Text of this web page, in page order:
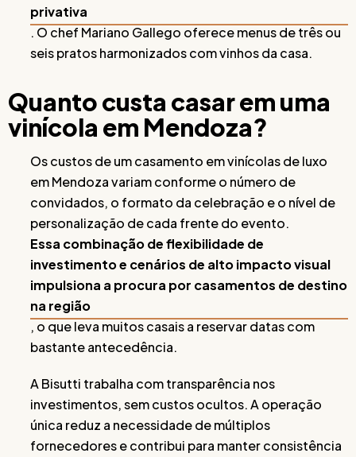
privativa
. O chef Mariano Gallego oferece menus de três ou
seis pratos harmonizados com vinhos da casa.
Quanto custa casar em uma
vinícola em Mendoza?
Os custos de um casamento em vinícolas de luxo
em Mendoza variam conforme o número de
convidados, o formato da celebração e o nível de
personalização de cada frente do evento.
Essa combinação de flexibilidade de
investimento e cenários de alto impacto visual
impulsiona a procura por casamentos de destino
na região
, o que leva muitos casais a reservar datas com
bastante antecedência.
A Bisutti trabalha com transparência nos
investimentos, sem custos ocultos. A operação
única reduz a necessidade de múltiplos
fornecedores e contribui para manter consistência